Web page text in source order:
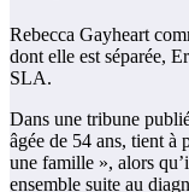
Rebecca Gayheart
dont elle est séparée,
SLA.
Dans une tribune
âgée de 54 ans, tient à
une famille », alors
ensemble suite au